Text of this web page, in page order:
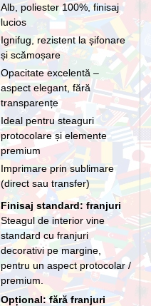
Alb, poliester 100%, finisaj
lucios
Ignifug, rezistent la șifonare
și scămoșare
Opacitate excelentă –
aspect elegant, fără
transparențe
Ideal pentru steaguri
protocolare și elemente
premium
Imprimare prin sublimare
(direct sau transfer)
Finisaj standard: franjuri
Steagul de interior vine
standard cu franjuri
decorativi pe margine,
pentru un aspect protocolar /
premium.
Opțional: fără franjuri